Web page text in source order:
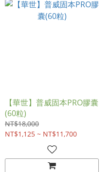
【華世】普威固本PRO膠囊
(60粒)
NT$18,000
NT$1,125 ~ NT$11,700